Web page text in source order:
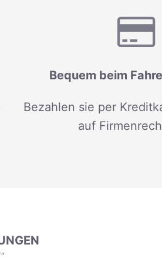
Bequem beim
Bezahlen sie per
auf